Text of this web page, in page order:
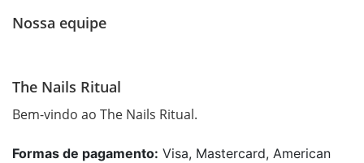
Nossa equipe
The Nails Ritual
Bem-vindo ao The Nails Ritual.
Formas de pagamento: Visa, Mastercard, American